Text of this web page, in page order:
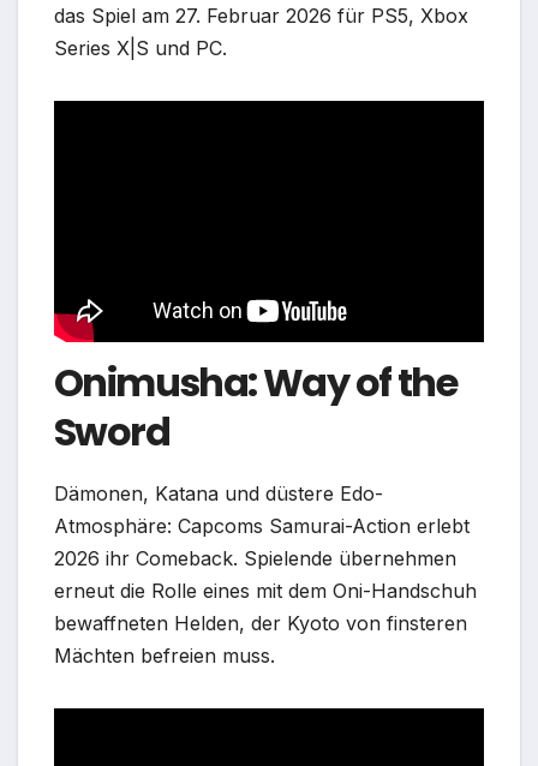
das Spiel am 27. Februar 2026 für PS5, Xbox
Series X|S und PC.
Onimusha: Way of the
Sword
Dämonen, Katana und düstere Edo-
Atmosphäre: Capcoms Samurai-Action erlebt
2026 ihr Comeback. Spielende übernehmen
erneut die Rolle eines mit dem Oni-Handschuh
bewaffneten Helden, der Kyoto von finsteren
Mächten befreien muss.